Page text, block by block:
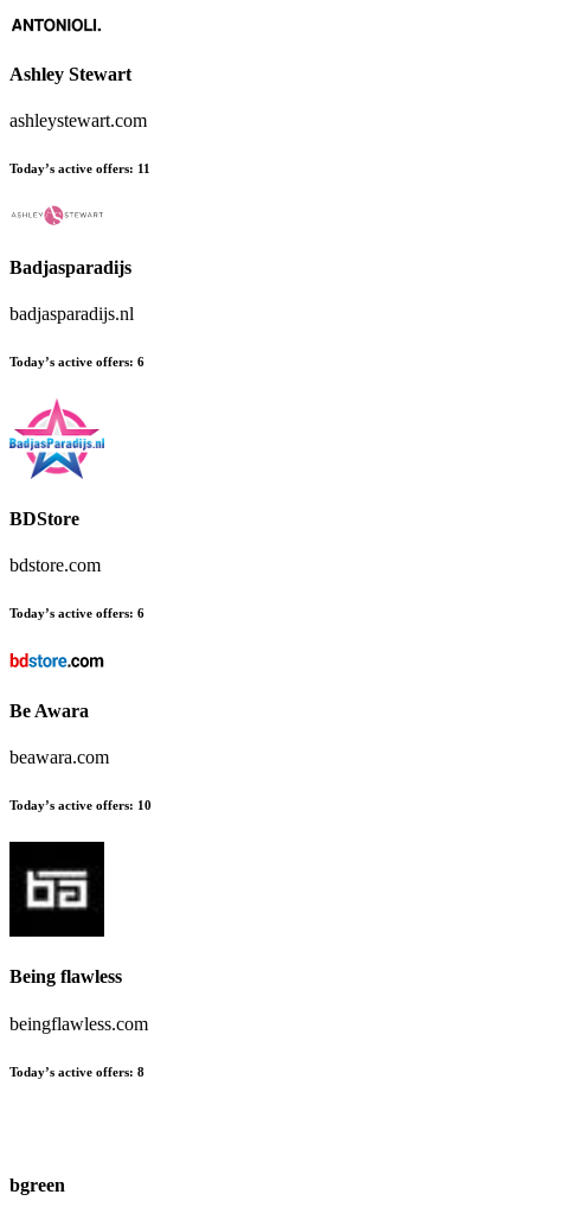
Ashley Stewart
ashleystewart.com
Today’s active offers: 11
Badjasparadijs
badjasparadijs.nl
Today’s active offers: 6
BDStore
bdstore.com
Today’s active offers: 6
Be Awara
beawara.com
Today’s active offers: 10
Being flawless
beingflawless.com
Today’s active offers: 8
bgreen